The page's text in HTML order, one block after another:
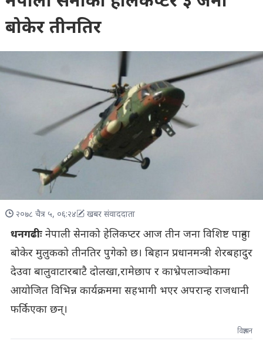
बोकेर तीनतिर
२०७८ चैत्र ५, ०६:२४ खबर संवाददाता
धनगढीः नेपाली सेनाको हेलिकप्टर आज तीन जना विशिष्ट पाहुना
बोकेर मुलुकको तीनतिर पुगेको छ। बिहान प्रधानमन्त्री शेरबहादुर
देउवा बालुवाटारबाटै दोलखा,रामेछाप र काभ्रेपलाञ्चोकमा
आयोजित विभिन्न कार्यक्रममा सहभागी भएर अपरान्ह राजधानी
फर्किएका छन्।
विज्ञापन